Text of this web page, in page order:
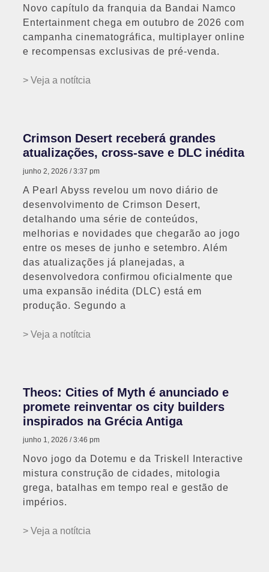
Novo capítulo da franquia da Bandai Namco
Entertainment chega em outubro de 2026 com
campanha cinematográfica, multiplayer online
e recompensas exclusivas de pré-venda.
> Veja a notítcia
Crimson Desert receberá grandes
atualizações, cross-save e DLC inédita
junho 2, 2026 3:37 pm
A Pearl Abyss revelou um novo diário de
desenvolvimento de Crimson Desert,
detalhando uma série de conteúdos,
melhorias e novidades que chegarão ao jogo
entre os meses de junho e setembro. Além
das atualizações já planejadas, a
desenvolvedora confirmou oficialmente que
uma expansão inédita (DLC) está em
produção. Segundo a
> Veja a notítcia
Theos: Cities of Myth é anunciado e
promete reinventar os city builders
inspirados na Grécia Antiga
junho 1, 2026 3:46 pm
Novo jogo da Dotemu e da Triskell Interactive
mistura construção de cidades, mitologia
grega, batalhas em tempo real e gestão de
impérios.
> Veja a notítcia